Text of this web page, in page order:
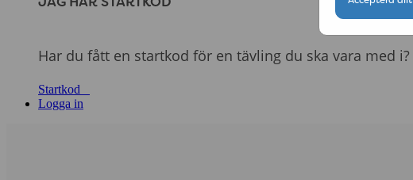
Har du fått en startkod för en tävling du ska vara med i?
Startkod
Logga in